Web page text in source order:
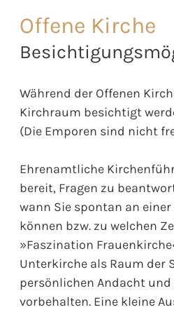
Offene Kirche
Während der Offenen
Kirchraum besichtigt
(Die Emporen sind nicht
Ehrenamtliche
bereit, Fragen zu
wann Sie spontan an
können bzw. zu welchen
»Faszination
Unterkirche als Raum der
persönlichen Andacht und
vorbehalten. Eine kleine